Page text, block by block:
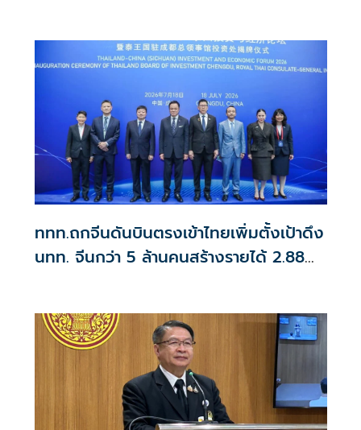
ททท.ถกจีนดันบินตรงเข้าไทยเพิ่มตั้งเป้าดึง
นทท. จีนกว่า 5 ล้านคนสร้างรายได้ 2.88